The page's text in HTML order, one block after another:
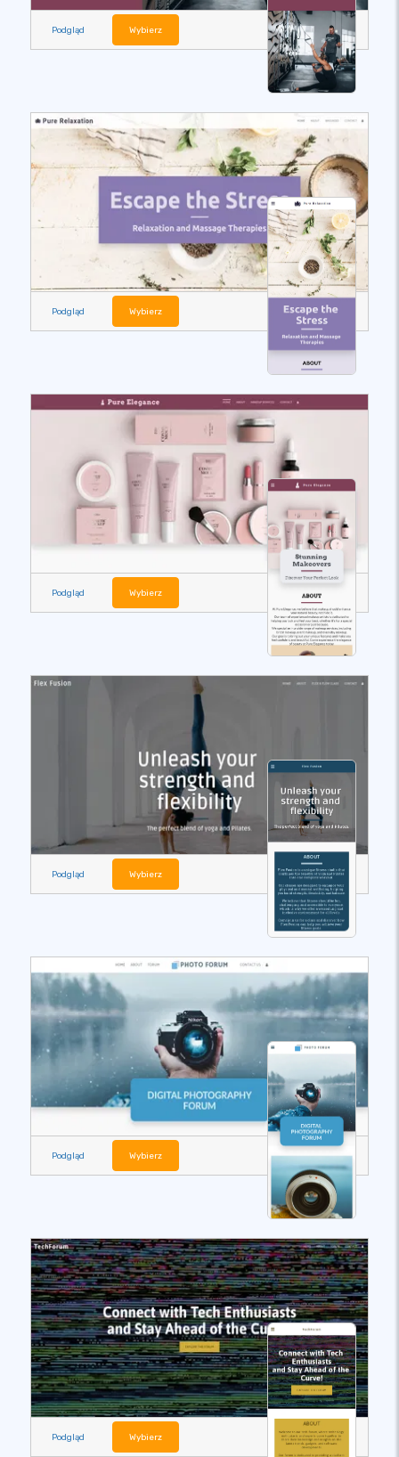
Podgląd Wybierz
Podgląd Wybierz
Podgląd Wybierz
Podgląd Wybierz
Podgląd Wybierz
Podgląd Wybierz